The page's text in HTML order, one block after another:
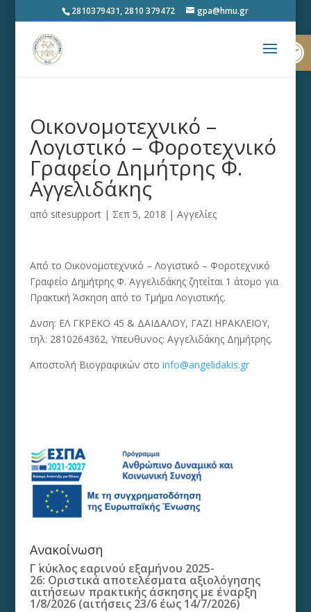
2810379431, 2810 379472 gpa@hmu.gr
Οικονομοτεχνικό –
Λογιστικό – Φοροτεχνικό
Γραφείο Δημήτρης Φ.
Αγγελιδάκης
από sitesupport| Σεπ 5, 2018 | Αγγελίες
Από το Οικονομοτεχνικό – Λογιστικό – Φοροτεχνικό
Γραφείο Δημήτρης Φ. Αγγελιδάκης ζητείται 1 άτομο για
Πρακτική Άσκηση από το Τμήμα Λογιστικής.
Δνση: ΕΛ ΓΚΡΕΚΟ 45 & ΔΑΙΔΑΛΟΥ, ΓΑΖΙ ΗΡΑΚΛΕΙΟΥ,
τηλ: 2810264362, Υπευθυνος: Αγγελιδάκης Δημήτρης.
Αποστολή Βιογραφικών στο info@angelidakis.gr
Ανακοίνωση
Γ΄ κύκλος εαρινού εξαμήνου 2025-
26: Οριστικά αποτελέσματα αξιολόγησης
αιτήσεων πρακτικής άσκησης με έναρξη
1/8/2026 (αιτήσεις 23/6 έως 14/7/2026)